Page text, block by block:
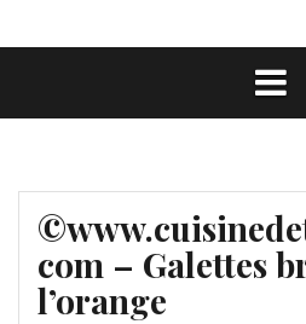
com – Galettes
l’orange